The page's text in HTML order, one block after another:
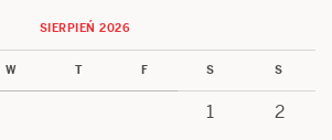
SIERPIEŃ 2026
W T F S S
1
2